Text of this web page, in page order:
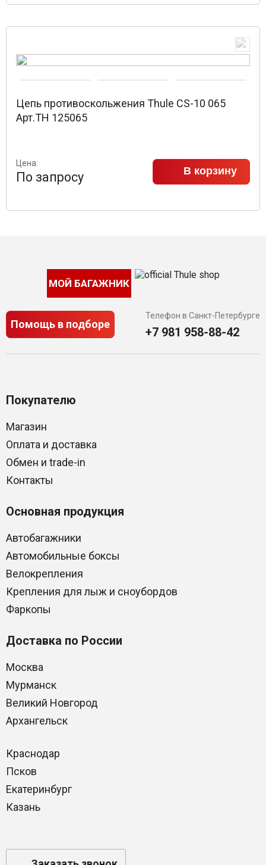
Цепь противоскольжения Thule CS-10 065
Арт.TH 125065
Цена:
По запросу В корзину
МОЙ БАГАЖНИК
Помощь в подборе
Телефон в Санкт-Петербурге
+7 981 958-88-42
Покупателю
Магазин
Оплата и доставка
Обмен и trade-in
Контакты
Основная продукция
Автобагажники
Автомобильные боксы
Велокрепления
Крепления для лыж и сноубордов
Фаркопы
Доставка по России
Москва
Мурманск
Великий Новгород
Архангельск
Краснодар
Псков
Екатеринбург
Казань